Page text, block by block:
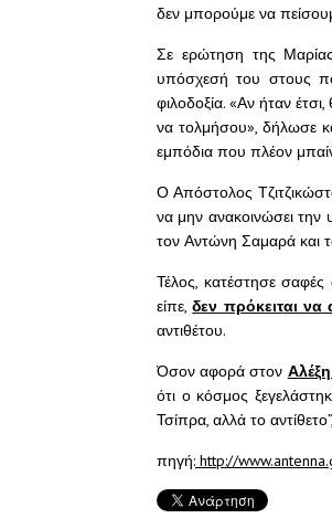
δεν μπορούμε να
Σε ερώτηση της
υπόσχεσή του στους
φιλοδοξία. «Αν ήταν
να τολμήσου», δήλωσε
εμπόδια που πλέον
Ο Απόστολος
να μην ανακοινώσει την
τον Αντώνη Σαμαρά και
Τέλος, κατέστησε
είπε,δεν πρόκειται να
αντιθέτου.
Όσον αφορά στον
ότι ο κόσμος
Τσίπρα, αλλά το
πηγή: http://